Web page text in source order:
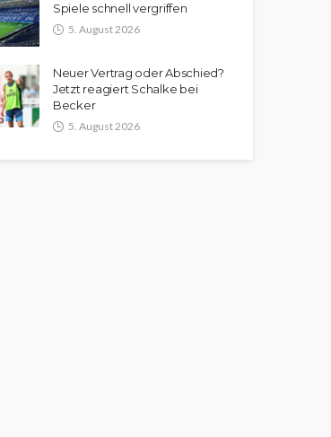
Spiele schnell vergriffen
5. August 2026
Neuer Vertrag oder Abschied?
Jetzt reagiert Schalke bei
Becker
5. August 2026